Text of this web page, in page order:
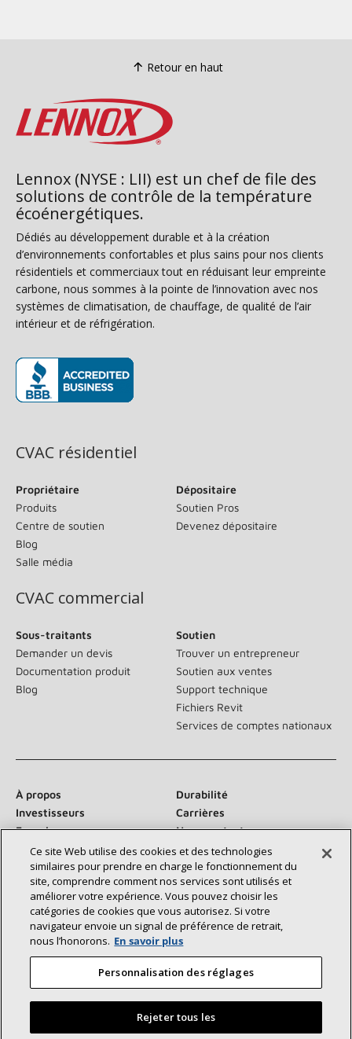
Retour en haut
Lennox (NYSE : LII) est un chef de file des
solutions de contrôle de la température
écoénergétiques.
Dédiés au développement durable et à la création
d’environnements confortables et plus sains pour nos clients
résidentiels et commerciaux tout en réduisant leur empreinte
carbone, nous sommes à la pointe de l’innovation avec nos
systèmes de climatisation, de chauffage, de qualité de l’air
intérieur et de réfrigération.
CVAC résidentiel
Propriétaire
Produits
Centre de soutien
Blog
Salle média
Dépositaire
Soutien Pros
Devenez dépositaire
CVAC commercial
Sous-traitants
Demander un devis
Documentation produit
Blog
Soutien
Trouver un entrepreneur
Soutien aux ventes
Support technique
Fichiers Revit
Services de comptes nationaux
À propos
Durabilité
Investisseurs
Carrières
Fournisseurs
Nous contacter
Salle de presse
Communiquez avec nous :
©2026 Lennox International Inc.
Ce site Web utilise des cookies et des technologies
similaires pour prendre en charge le fonctionnement du
site, comprendre comment nos services sont utilisés et
améliorer votre expérience. Vous pouvez choisir les
catégories de cookies que vous autorisez. Si votre
navigateur envoie un signal de préférence de retrait,
nous l’honorons. En savoir plus
Personnalisation des réglages
Rejeter tous les